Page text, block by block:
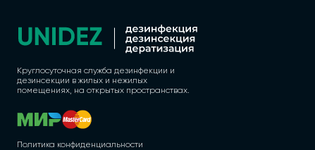
Круглосуточная служба дезинфекции и
дезинсекции в жилых и нежилых
помещениях, на открытых пространствах.
Политика конфиденциальности